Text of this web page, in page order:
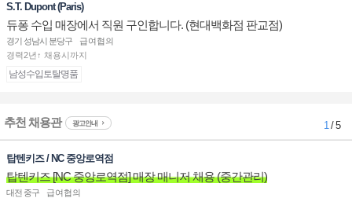
S.T. Dupont (Paris)
듀퐁 수입 매장에서 직원 구인합니다. (현대백화점 판교점)
경기 성남시 분당구
급여협의
경력2년↑ 채용시까지
남성수입토탈명품
추천 채용관 광고안내 1/ 5
탑텐키즈 / NC 중앙로역점
탑텐키즈 [NC 중앙로역점] 매장 매니저 채용 (중간관리)
대전 중구
급여협의